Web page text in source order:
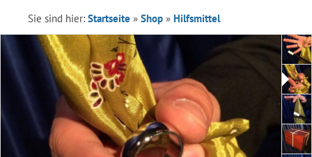
Sie sind hier: Startseite » Shop » Hilfsmittel